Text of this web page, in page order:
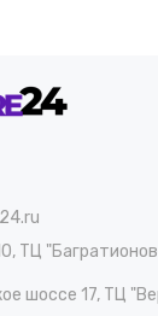
ТЦ
шоссе 17, ТЦ